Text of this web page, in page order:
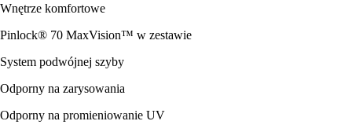
Wnętrze komfortowe
Pinlock® 70 MaxVision™ w zestawie
System podwójnej szyby
Odporny na zarysowania
Odporny na promieniowanie UV